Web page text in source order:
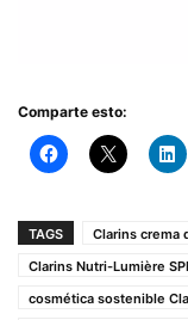
Comparte esto:
TAGS
Clarins crema
Clarins Nutri-Lumière
cosmética sostenible